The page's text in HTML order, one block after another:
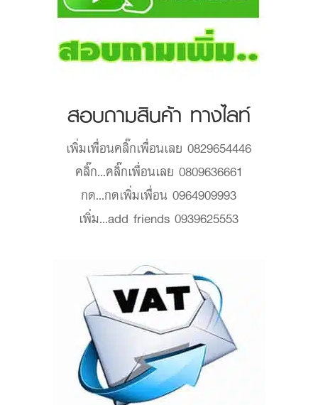
สอบถามสินค้า ทางไลท์
เพิ่มเพื่อนคลิ๊กเพื่อนเลย 0829654446
คลิ๊ก...คลิ๊กเพื่อนเลย 0809636661
กด...กดเพิ่มเพื่อน 0964909993
เพิ่ม...add friends 0939625553